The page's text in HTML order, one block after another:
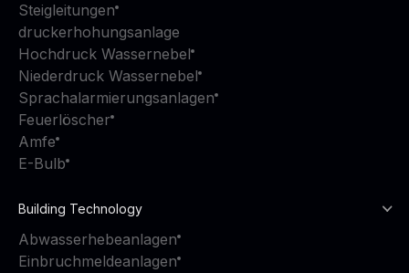
Steigleitungen
druckerhohungsanlage
Hochdruck Wassernebel
Niederdruck Wassernebel
Sprachalarmierungsanlagen
Feuerlöscher
Amfe
E-Bulb
Building Technology
Abwasserhebeanlagen
Einbruchmeldeanlagen